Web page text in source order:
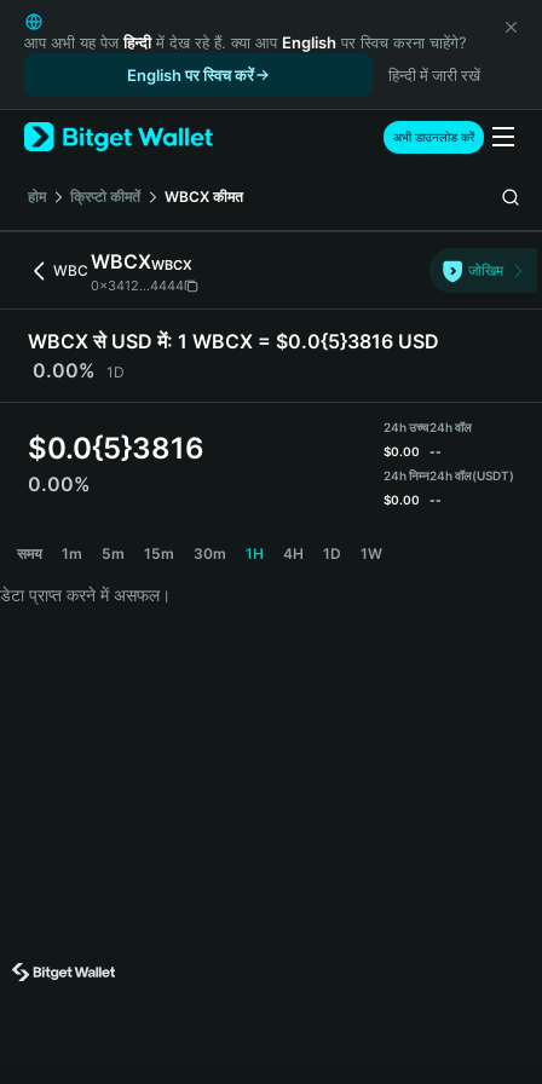
English
日本語
Русский
Español (Latinoamérica)
Türkçe
Italiano
简体中文
繁體中文
Português (Portugal)
Bahasa Indonesia
Español
आप अभी यह पेजहिन्दीमें देख रहे हैं. क्या आप English पर स्विच करना चाहेंगे?
English पर स्विच करें
हिन्दी में जारी रखें
अभी डाउनलोड करें
होम क्रिप्टो कीमतें WBCX कीमत
WBC WBCXWBCX
0x3412...4444
जोखिम
WBCX से USD में: 1 WBCX = $0.0{5}3816 USD
0.00%
1D
$0.0{5}3816
0.00%
24h उच्च
$0.00
24h निम्न
$0.00
24h वॉल
--
24h वॉल(USDT)
--
समय 1m 5m 15m 30m 1H 4H 1D 1W
डेटा प्राप्त करने में असफल।